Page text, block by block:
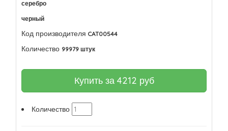
серебро
черный
Код производителя CAT00544
Количество 99979 штук
Купить за 4212 руб
Количество